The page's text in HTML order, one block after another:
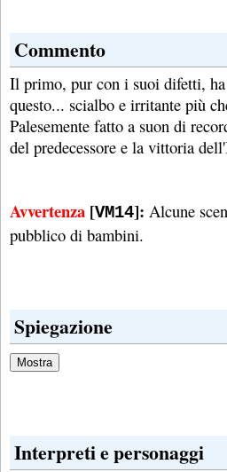
Commento
Il primo, pur con i suoi difetti, ha
questo... scialbo e irritante più
Palesemente fatto a suon di
del predecessore e la vittoria
Avvertenza [VM14]: Alcune
pubblico di bambini.
Spiegazione
Interpreti e personaggi